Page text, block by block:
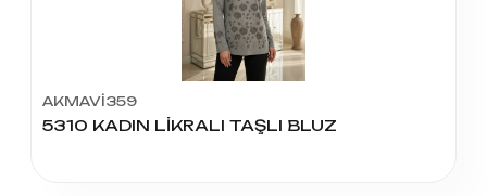
AKMAVİ359
5310 KADIN LİKRALI TAŞLI BLUZ